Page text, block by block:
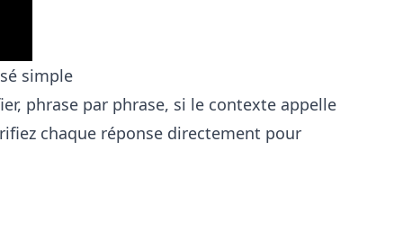
simple
phrase par phrase, si le contexte appelle
chaque réponse directement pour